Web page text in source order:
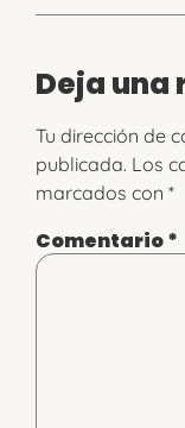
Deja una
Tu dirección de
publicada. Los
marcados con *
Comentario*